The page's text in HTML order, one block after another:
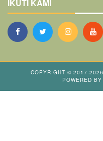
IKUTI KAMI
COPYRIGHT © 2017-2026
POWERED BY